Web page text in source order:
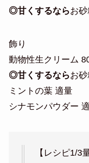
◎甘くするならお
飾り
動物性生クリーム
◎甘くするならお
ミントの葉 適量
シナモンパウダー
【レシピ1/3